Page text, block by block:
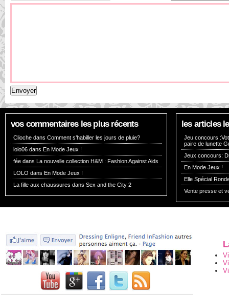
vos commentaires les plus récents
Clioche dans Comment s’habiller les jours de pluie?
lolo06 dans En Mode Jeux !
fée dans La nouvelle collection H&M : Fashion Against Aids
LOLO dans En Mode Jeux !
La fille aux chaussures dans Sex and the City 2
les articles
Jeu concours
paire de lunette
Jeux concours:
En Mode Jeux !
Elle Spécial
Vente presse et